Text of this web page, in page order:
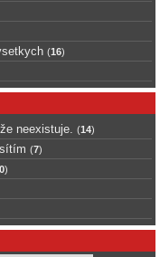
(16)
neexistuje. (14)
(7)
)